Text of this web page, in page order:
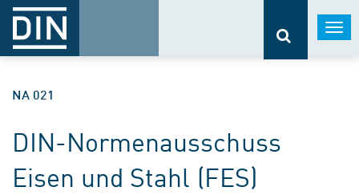
NA 021
DIN-Normenausschuss
Eisen und Stahl (FES)